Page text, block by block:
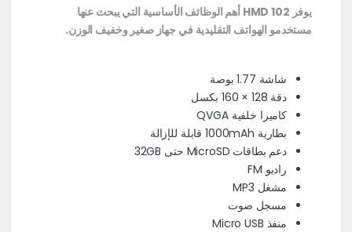
يوفر HMD 102 أهم الوظائف الأساسية التي يبحث عنها
مستخدمو الهواتف التقليدية في جهاز صغير وخفيف الوزن.
شاشة 1.77 بوصة
دقة 128 × 160 بكسل
كاميرا خلفية QVGA
بطارية 1000mAh قابلة للإزالة
دعم بطاقات MicroSD حتى 32GB
راديو FM
مشغل MP3
مسجل صوت
منفذ Micro USB